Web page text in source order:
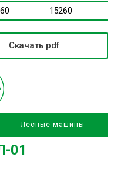
15260
Скачать pdf
Лесные машины
01